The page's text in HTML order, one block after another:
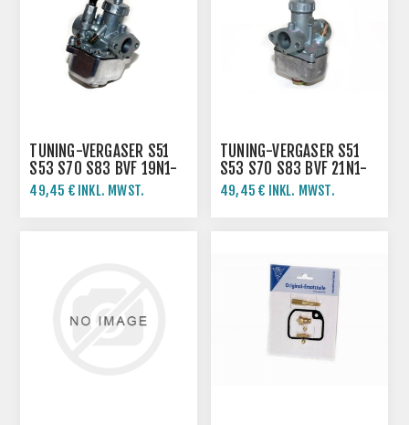
TUNING-VERGASER S51
S53 S70 S83 BVF 19N1-
11
49,45 € INKL. MWST.
TUNING-VERGASER S51
S53 S70 S83 BVF 21N1-
11
49,45 € INKL. MWST.